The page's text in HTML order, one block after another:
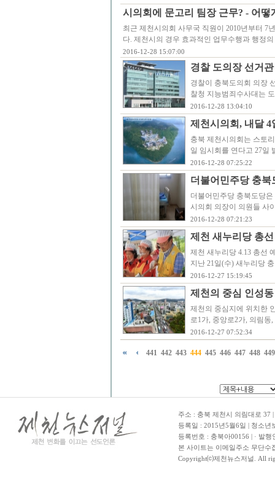
시의회에 문고리 팀장 근무? - 어
최근 제천시의회 사무국 직원이 2010년부터 7
다. 제천시의 경우 효과적인 업무수행과 행정
2016-12-28 15:07:00
경찰 도의장 선거
경찰이 충북도의회 의장
찰청 지능범죄수사대는
2016-12-28 13:04:10
제천시의회, 내달
충북 제천시의회는 스토
일 임시회를 연다고 27일
2016-12-28 07:25:22
더불어민주당 충
더불어민주당 충북도당
시의회 의장이 의원들 사
2016-12-28 07:21:23
제천 새누리당 총
제천 새누리당 4.13 총선
지난 21일(수) 새누리당
2016-12-27 15:19:45
제천의 중심 인성
제천의 중심지에 위치한
로1가, 중앙로2가, 의림
2016-12-27 07:52:34
441 442 443 444 445 446 447 448 449
주소 : 충북 제천시 의림대로 37
등록일 : 2015년5월6일 | 청소
등록번호 : 충북아00156 | · 발
본 사이트는 이메일주소 무단수
Copyright⒞제천뉴스저널. All